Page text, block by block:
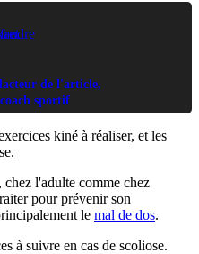
de l'article,
sportif
kiné à réaliser, et les
l'adulte comme chez
pour prévenir son
le mal de dos.
à suivre en cas de scoliose.